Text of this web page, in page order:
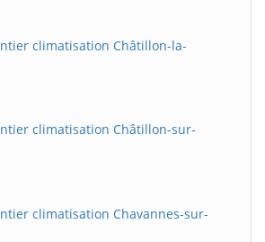
climatisation Châtillon-la-
climatisation Châtillon-sur-
climatisation Chavannes-sur-